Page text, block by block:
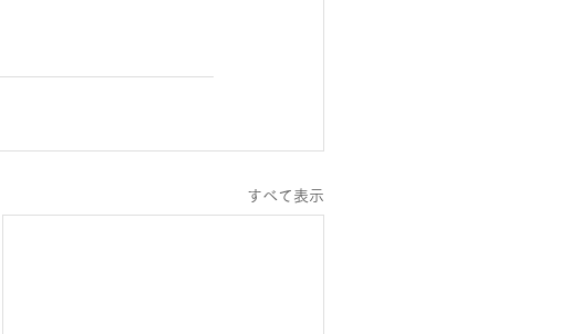
すべて表示